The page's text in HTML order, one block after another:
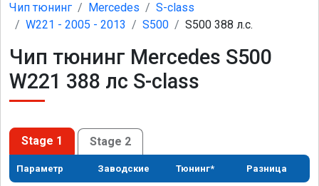
Чип тюнинг Mercedes
S-class
W221 - 2005 - 2013
S500 S500 388 л.с.
Чип тюнинг Mercedes S500
W221 388 лс S-class
Stage 1 Stage 2
Параметр Заводские Тюнинг* Разница